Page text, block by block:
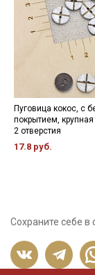
Пуговица кокос, с
покрытием,
2 отверстия
17.8 руб.
Сохраните себе в